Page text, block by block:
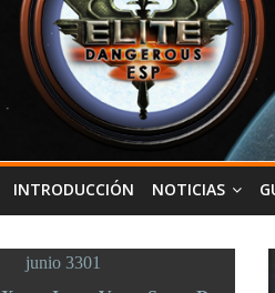
INTRODUCCIÓN NOTICIAS
junio 3301